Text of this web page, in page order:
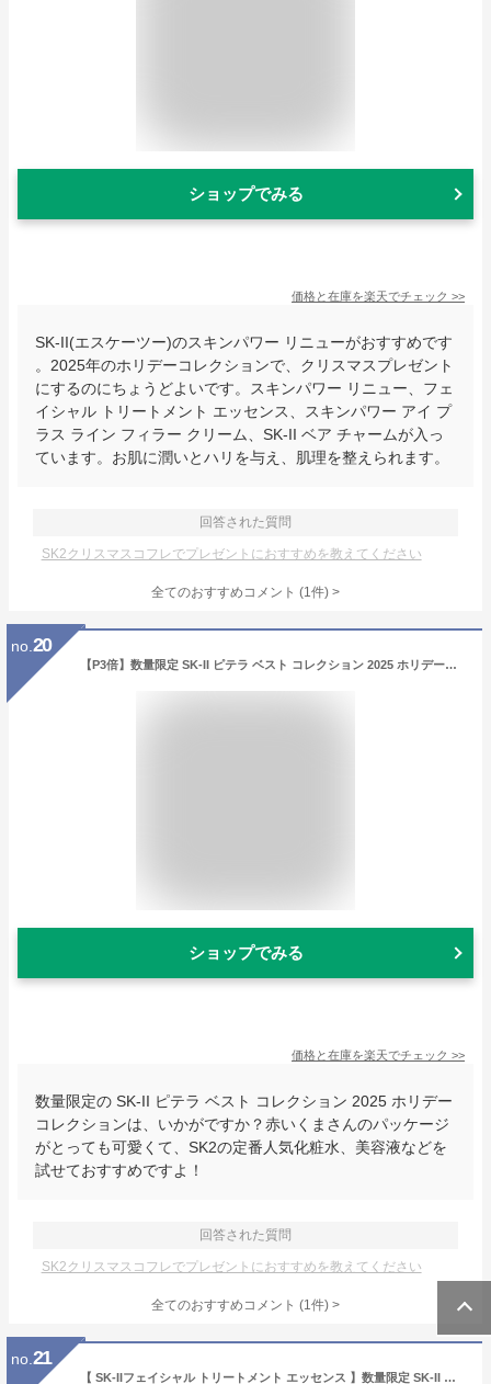
ショップでみる
価格と在庫を楽天でチェック >>
SK-II(エスケーツー)のスキンパワー リニューがおすすめです
。2025年のホリデーコレクションで、クリスマスプレゼント
にするのにちょうどよいです。スキンパワー リニュー、フェ
イシャル トリートメント エッセンス、スキンパワー アイ プ
ラス ライン フィラー クリーム、SK-II ベア チャームが入っ
ています。お肌に潤いとハリを与え、肌理を整えられます。
回答された質問
SK2クリスマスコフレでプレゼントにおすすめを教えてください
全てのおすすめコメント (1件) >
no. 20
【P3倍】数量限定 SK-II ピテラ ベスト コレクション 2025 ホリデーコレクション sk2 ピテラ sk2 トライアルセット スキンケア SK-II クリスマスコフレ エスケーツー SK-II トライアルセット プレゼント クリスマス コフレ ホリデー クリスマス プレゼント 女性
ショップでみる
価格と在庫を楽天でチェック >>
数量限定の SK-II ピテラ ベスト コレクション 2025 ホリデー
コレクションは、いかがですか？赤いくまさんのパッケージ
がとっても可愛くて、SK2の定番人気化粧水、美容液などを
試せておすすめですよ！
回答された質問
SK2クリスマスコフレでプレゼントにおすすめを教えてください
全てのおすすめコメント (1件) >
no. 21
【 SK-IIフェイシャル トリートメント エッセンス 】数量限定 SK-II ぴてくま フェイシャル トリートメント エッセンス コフレ2025 ホリデーコレクション クリスマスコフレ ホリデーコフレ ホリデーギフト 2025クリスマス クリスマスプレゼント コフレ